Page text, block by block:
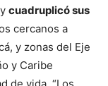
y cuadruplicó sus
cercanos a
y zonas del Eje
y Caribe